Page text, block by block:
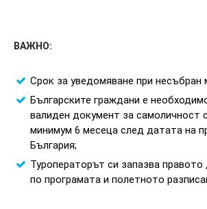
ВАЖНО:
Срок за уведомяване при несъбран
Българските граждани е
валиден документ за самоличност
минимум 6 месеца след датата на
България;
Туроператорът си запазва
по програмата и полетното